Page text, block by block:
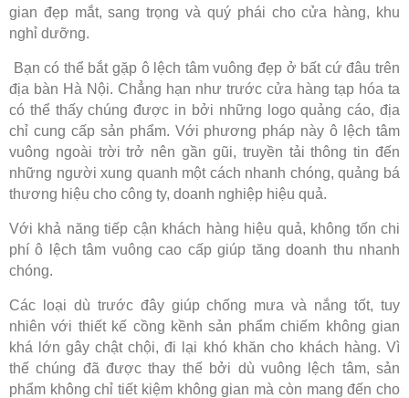
gian đẹp mắt, sang trọng và quý phái cho cửa hàng, khu
nghỉ dưỡng.
Bạn có thể bắt gặp ô lệch tâm vuông đẹp ở bất cứ đâu trên
địa bàn Hà Nội. Chẳng hạn như trước cửa hàng tạp hóa ta
có thể thấy chúng được in bởi những logo quảng cáo, địa
chỉ cung cấp sản phẩm. Với phương pháp này ô lệch tâm
vuông ngoài trời trở nên gần gũi, truyền tải thông tin đến
những người xung quanh một cách nhanh chóng, quảng bá
thương hiệu cho công ty, doanh nghiệp hiệu quả.
Với khả năng tiếp cận khách hàng hiệu quả, không tốn chi
phí ô lệch tâm vuông cao cấp giúp tăng doanh thu nhanh
chóng.
Các loại dù trước đây giúp chống mưa và nắng tốt, tuy
nhiên với thiết kế cồng kềnh sản phẩm chiếm không gian
khá lớn gây chật chội, đi lại khó khăn cho khách hàng. Vì
thế chúng đã được thay thế bởi dù vuông lệch tâm, sản
phẩm không chỉ tiết kiệm không gian mà còn mang đến cho